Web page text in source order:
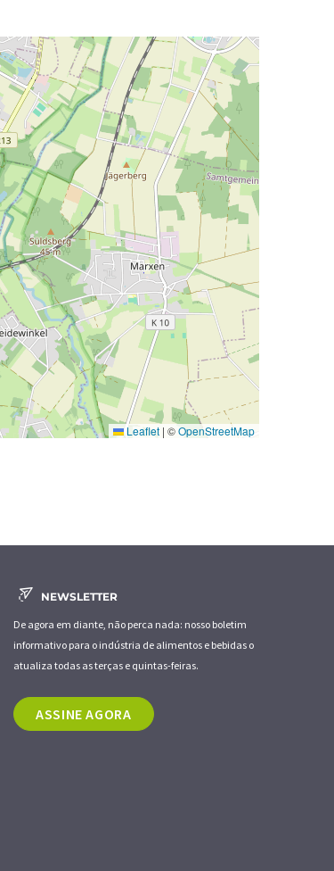
Leaflet | ©OpenStreetMap
NEWSLETTER
De agora em diante, não perca nada: nosso boletim
informativo para o indústria de alimentos e bebidas o
atualiza todas as terças e quintas-feiras.
ASSINE AGORA